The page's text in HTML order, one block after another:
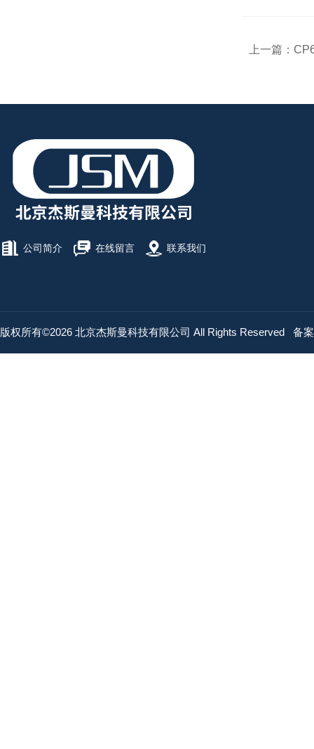
上一篇：
公司简介 在线留言 联系我们
版权所有©2026 北京杰斯曼科技有限公司 All Rights Reserved 备